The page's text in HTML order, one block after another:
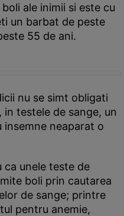
ale inimii si este cu
un barbat de peste
55 de ani.
nu se simt obligati
testele de sange, un
neaparat o
ca unele teste de
boli prin cautarea
de sange; printre
pentru anemie,